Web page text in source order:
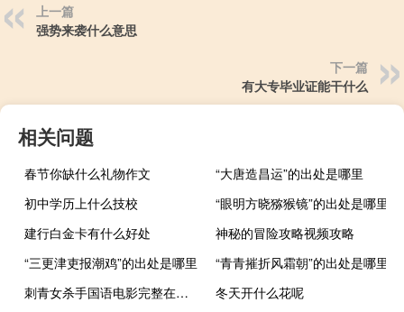
上一篇
强势来袭什么意思
下一篇
有大专毕业证能干什么
相关问题
春节你缺什么礼物作文
“大唐造昌运”的出处是哪里
初中学历上什么技校
“眼明方晓猕猴镜”的出处是哪里
建行白金卡有什么好处
神秘的冒险攻略视频攻略
“三更津吏报潮鸡”的出处是哪里
“青青摧折风霜朝”的出处是哪里
刺青女杀手国语电影完整在线（刺青女杀手）
冬天开什么花呢